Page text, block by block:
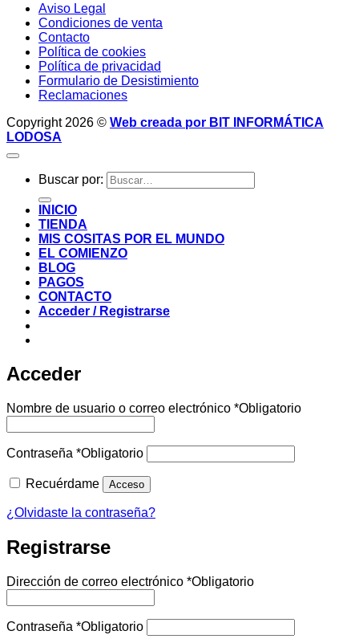
Aviso Legal
Condiciones de venta
Contacto
Política de cookies
Política de privacidad
Formulario de Desistimiento
Reclamaciones
Copyright 2026 © Web creada por BIT INFORMÁTICA
LODOSA
Buscar por:
INICIO
TIENDA
MIS COSITAS POR EL MUNDO
EL COMIENZO
BLOG
PAGOS
CONTACTO
Acceder / Registrarse
Acceder
Nombre de usuario o correo electrónico *Obligatorio
Contraseña *Obligatorio
Recuérdame Acceso
¿Olvidaste la contraseña?
Registrarse
Dirección de correo electrónico *Obligatorio
Contraseña *Obligatorio